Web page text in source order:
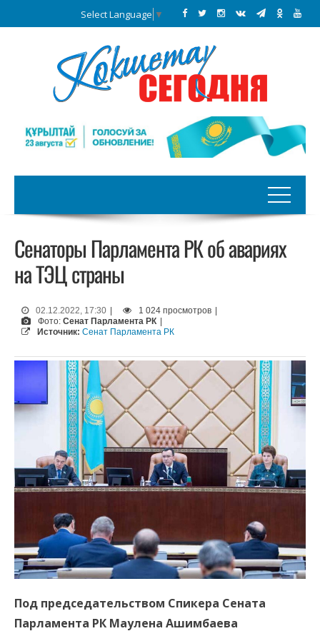
Select Language ▼
Сенаторы Парламента РК об авариях
на ТЭЦ страны
02.12.2022, 17:30 1 024 просмотров
Фото: Сенат Парламента РК
Источник: Сенат Парламента РК
Под председательством Спикера Сената
Парламента РК Маулена Ашимбаева